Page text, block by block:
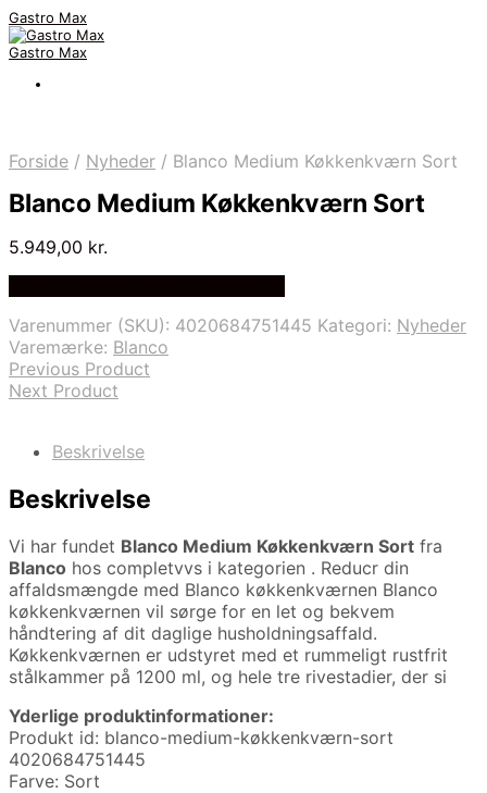
Gastro Max
Gastro Max
Forside / Nyheder / Blanco Medium Køkkenkværn Sort
Blanco Medium Køkkenkværn Sort
5.949,00 kr.
Varenummer (SKU): 4020684751445 Kategori: Nyheder
Varemærke: Blanco
Previous Product
Next Product
Beskrivelse
Beskrivelse
Vi har fundet Blanco Medium Køkkenkværn Sort fra
Blanco hos completvvs i kategorien . Reducr din
affaldsmængde med Blanco køkkenkværnen Blanco
køkkenkværnen vil sørge for en let og bekvem
håndtering af dit daglige husholdningsaffald.
Køkkenkværnen er udstyret med et rummeligt rustfrit
stålkammer på 1200 ml, og hele tre rivestadier, der si
Yderlige produktinformationer:
Produkt id: blanco-medium-køkkenkværn-sort
4020684751445
Farve: Sort